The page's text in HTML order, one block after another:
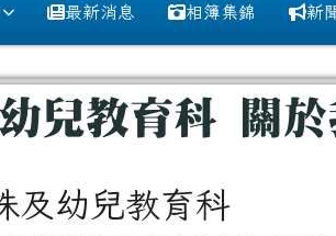
最新消息 相簿集錦 新
兒教育科 關於
及幼兒教育科